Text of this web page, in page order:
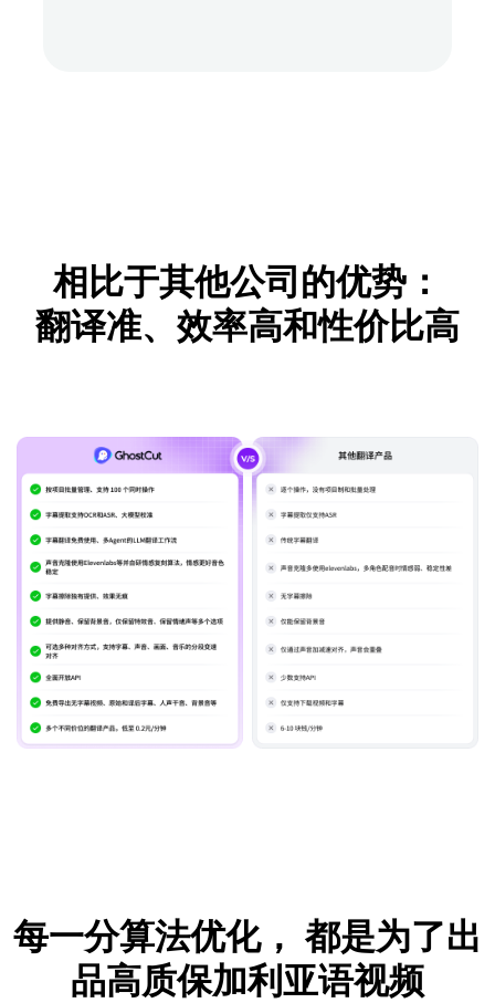
相比于其他公司的优势：
翻译准、效率高和性价比高
每一分算法优化， 都是为了出
品高质保加利亚语视频